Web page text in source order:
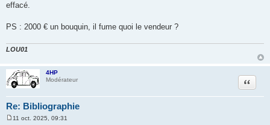
effacé.
PS : 2000 € un bouquin, il fume quoi le vendeur ?
LOU01
4HP
Modérateur
Re: Bibliographie
Citation
11 oct. 2025, 09:31